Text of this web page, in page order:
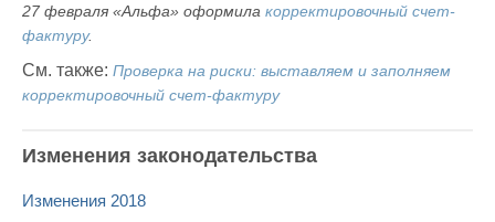
27 февраля «Альфа» оформила корректировочный счет-
фактуру.
См. также: Проверка на риски: выставляем и заполняем
корректировочный счет‑фактуру
Изменения законодательства
Изменения 2018